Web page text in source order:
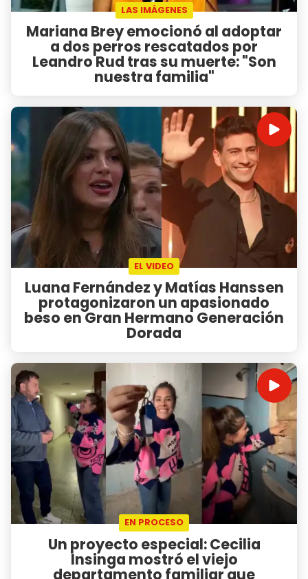
LAS IMÁGENES
Mariana Brey emocionó al adoptar
a dos perros rescatados por
Leandro Rud tras su muerte: "Son
nuestra familia"
EL VIDEO
Luana Fernández y Matías Hanssen
protagonizaron un apasionado
beso en Gran Hermano Generación
Dorada
EN PROCESO
Un proyecto especial: Cecilia
Insinga mostró el viejo
departamento familiar que